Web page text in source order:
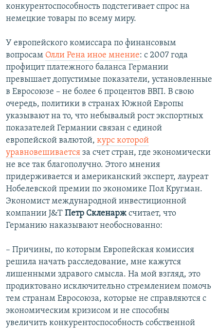
конкурентоспособность подстегивает спрос на
немецкие товары по всему миру.
У европейского комиссара по финансовым
вопросам Олли Рена иное мнение: с 2007 года
профицит платежного баланса Германии
превышает допустимые показатели, установленные
в Евросоюзе – не более 6 процентов ВВП. В свою
очередь, политики в странах Южной Европы
указывают на то, что небывалый рост экспортных
показателей Германии связан с единой
европейской валютой, курс которой
уравновешивается за счет стран, где экономически
не все так благополучно. Этого мнения
придерживается и американский эксперт, лауреат
Нобелевской премии по экономике Пол Кругман.
Экономист международной инвестиционной
компании J&T Петр Скленарж считает, что
Германию наказывают необоснованно:
– Причины, по которым Европейская комиссия
решила начать расследование, мне кажутся
лишенными здравого смысла. На мой взгляд, это
продиктовано исключительно стремлением помочь
тем странам Евросоюза, которые не справляются с
экономическим кризисом и не способны
увеличить конкурентоспособность собственной